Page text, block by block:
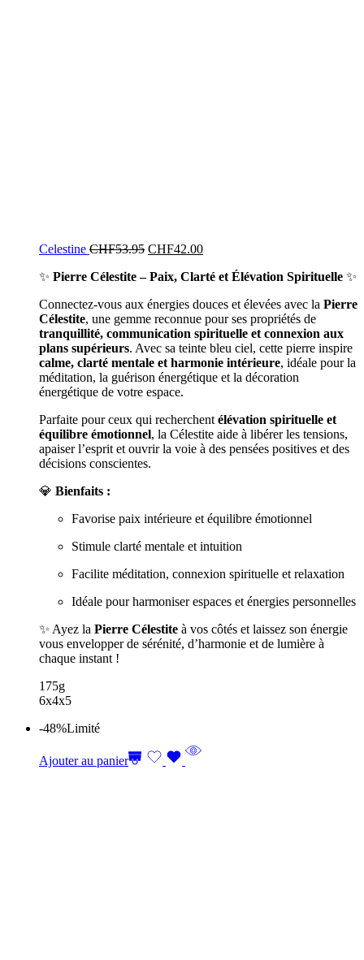
Celestine CHF53.95 CHF42.00
✨ Pierre Célestite – Paix, Clarté et Élévation Spirituelle ✨
Connectez-vous aux énergies douces et élevées avec la Pierre
Célestite, une gemme reconnue pour ses propriétés de
tranquillité, communication spirituelle et connexion aux
plans supérieurs. Avec sa teinte bleu ciel, cette pierre inspire
calme, clarté mentale et harmonie intérieure, idéale pour la
méditation, la guérison énergétique et la décoration
énergétique de votre espace.
Parfaite pour ceux qui recherchent élévation spirituelle et
équilibre émotionnel, la Célestite aide à libérer les tensions,
apaiser l’esprit et ouvrir la voie à des pensées positives et des
décisions conscientes.
💎 Bienfaits :
Favorise paix intérieure et équilibre émotionnel
Stimule clarté mentale et intuition
Facilite méditation, connexion spirituelle et relaxation
Idéale pour harmoniser espaces et énergies personnelles
✨ Ayez la Pierre Célestite à vos côtés et laissez son énergie
vous envelopper de sérénité, d’harmonie et de lumière à
chaque instant !
175g
6x4x5
-48%Limité
Ajouter au panier